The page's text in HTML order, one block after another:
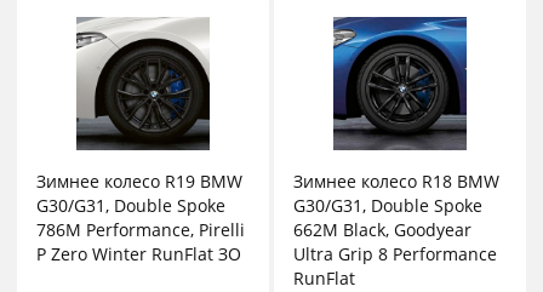
Зимнее колесо R19 BMW
G30/G31, Double Spoke
786M Performance, Pirelli
P Zero Winter RunFlat ЗО
Зимнее колесо R18 BMW
G30/G31, Double Spoke
662M Black, Goodyear
Ultra Grip 8 Performance
RunFlat